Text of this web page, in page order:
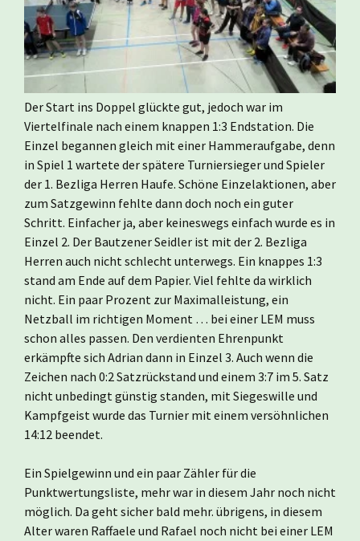
Der Start ins Doppel glückte gut, jedoch war im
Viertelfinale nach einem knappen 1:3 Endstation. Die
Einzel begannen gleich mit einer Hammeraufgabe, denn
in Spiel 1 wartete der spätere Turniersieger und Spieler
der 1. Bezliga Herren Haufe. Schöne Einzelaktionen, aber
zum Satzgewinn fehlte dann doch noch ein guter
Schritt. Einfacher ja, aber keineswegs einfach wurde es in
Einzel 2. Der Bautzener Seidler ist mit der 2. Bezliga
Herren auch nicht schlecht unterwegs. Ein knappes 1:3
stand am Ende auf dem Papier. Viel fehlte da wirklich
nicht. Ein paar Prozent zur Maximalleistung, ein
Netzball im richtigen Moment … bei einer LEM muss
schon alles passen. Den verdienten Ehrenpunkt
erkämpfte sich Adrian dann in Einzel 3. Auch wenn die
Zeichen nach 0:2 Satzrückstand und einem 3:7 im 5. Satz
nicht unbedingt günstig standen, mit Siegeswille und
Kampfgeist wurde das Turnier mit einem versöhnlichen
14:12 beendet.
Ein Spielgewinn und ein paar Zähler für die
Punktwertungsliste, mehr war in diesem Jahr noch nicht
möglich. Da geht sicher bald mehr. übrigens, in diesem
Alter waren Raffaele und Rafael noch nicht bei einer LEM